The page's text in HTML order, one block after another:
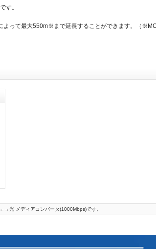
す。
って最大550m※まで延長することができます。（
光 メディアコンバータ(1000Mbps)です。